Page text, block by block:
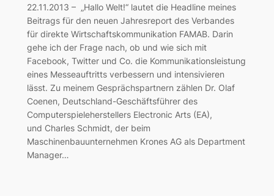
22.11.2013 – „Hallo Welt!“ lautet die Headline meines
Beitrags für den neuen Jahresreport des Verbandes
für direkte Wirtschaftskommunikation FAMAB. Darin
gehe ich der Frage nach, ob und wie sich mit
Facebook, Twitter und Co. die Kommunikationsleistung
eines Messeauftritts verbessern und intensivieren
lässt. Zu meinem Gesprächspartnern zählen Dr. Olaf
Coenen, Deutschland-Geschäftsführer des
Computerspieleherstellers Electronic Arts (EA),
und Charles Schmidt, der beim
Maschinenbauunternehmen Krones AG als Department
Manager…